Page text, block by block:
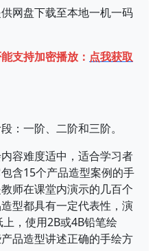
网盘下载至本地一机一码
支持加密播放： 点我获取
：一阶、二阶和三阶。
容难度适中，适合学习者
含15个产品造型案例的手
师在课堂内演示的几百个
型都具有一定代表性，演
，使用2B或4B铅笔绘
品造型讲述正确的手绘方